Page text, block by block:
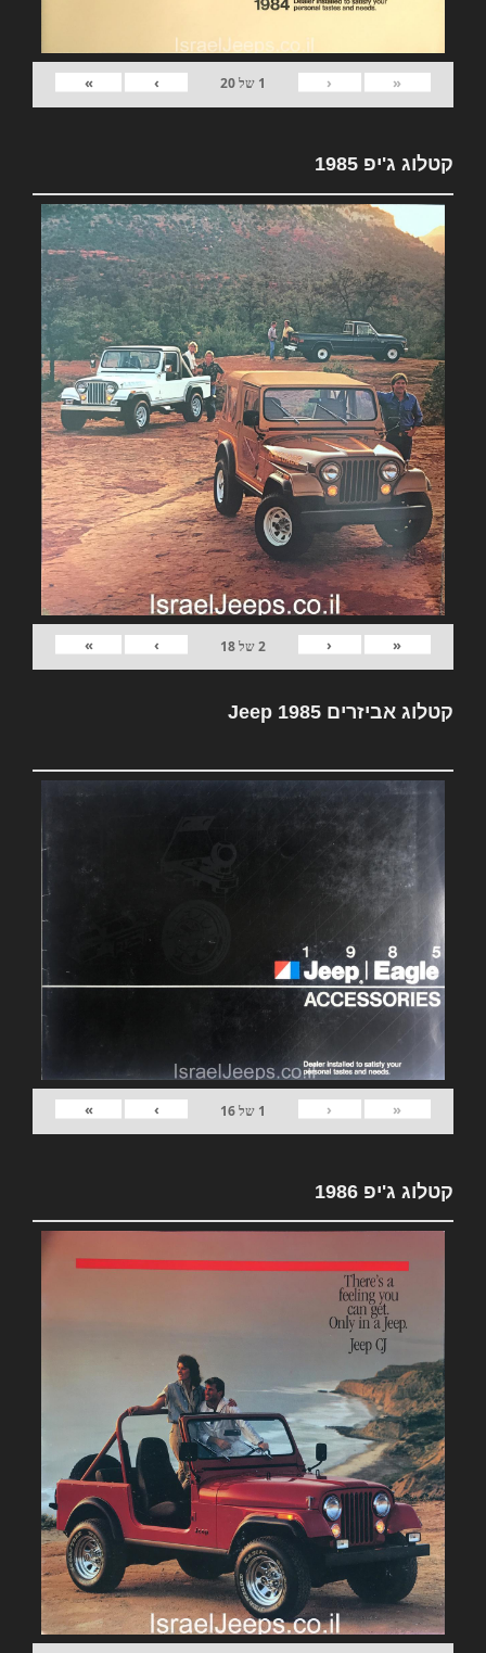
«
‹
1 של20
›
»
קטלוג ג'יפ 1985
«
‹
2של18
›
»
קטלוג אביזרים Jeep 1985
«
‹
1 של16
›
»
קטלוג ג'יפ 1986